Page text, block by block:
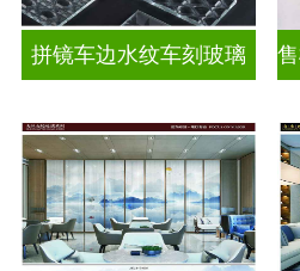
拼镜车边水纹车刻玻璃